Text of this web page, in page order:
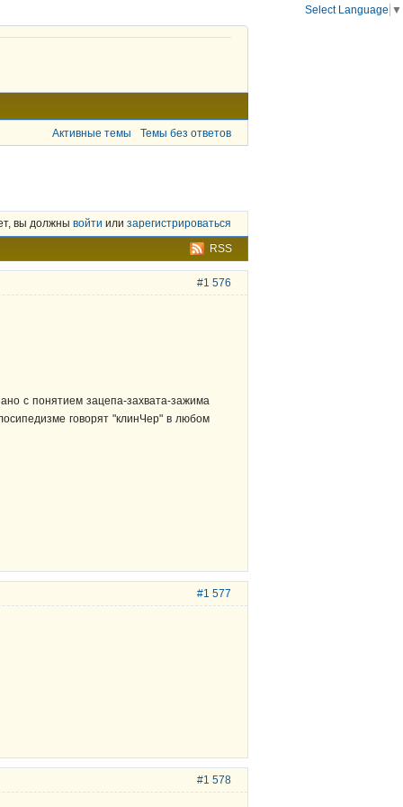
Активные темы Темы без ответов
вы должны войти или зарегистрироваться
RSS
#1 576
с понятием зацепа-захвата-зажима
говорят "клинЧер" в любом
#1 577
#1 578
Select Language ▼